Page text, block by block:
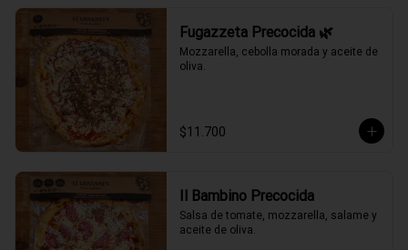
Fugazzeta Precocida 🌿
Mozzarella, cebolla morada y aceite de
oliva.
$11.700
Il Bambino Precocida
Salsa de tomate, mozzarella, salame y
aceite de oliva.